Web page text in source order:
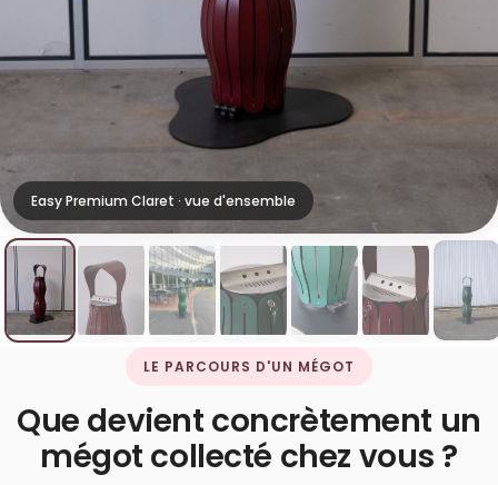
Easy Premium Claret · vue d'ensemble
LE PARCOURS D'UN MÉGOT
Que devient concrètement un
mégot collecté chez vous ?